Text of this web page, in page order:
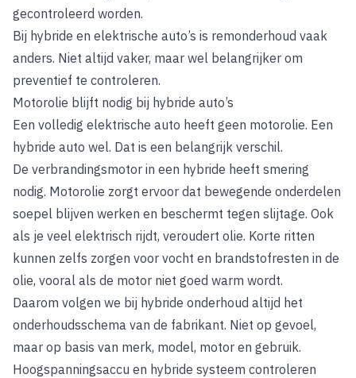
gecontroleerd worden.
Bij hybride en elektrische auto’s is remonderhoud vaak
anders. Niet altijd vaker, maar wel belangrijker om
preventief te controleren.
Motorolie blijft nodig bij hybride auto’s
Een volledig elektrische auto heeft geen motorolie. Een
hybride auto wel. Dat is een belangrijk verschil.
De verbrandingsmotor in een hybride heeft smering
nodig. Motorolie zorgt ervoor dat bewegende onderdelen
soepel blijven werken en beschermt tegen slijtage. Ook
als je veel elektrisch rijdt, veroudert olie. Korte ritten
kunnen zelfs zorgen voor vocht en brandstofresten in de
olie, vooral als de motor niet goed warm wordt.
Daarom volgen we bij hybride onderhoud altijd het
onderhoudsschema van de fabrikant. Niet op gevoel,
maar op basis van merk, model, motor en gebruik.
Hoogspanningsaccu en hybride systeem controleren